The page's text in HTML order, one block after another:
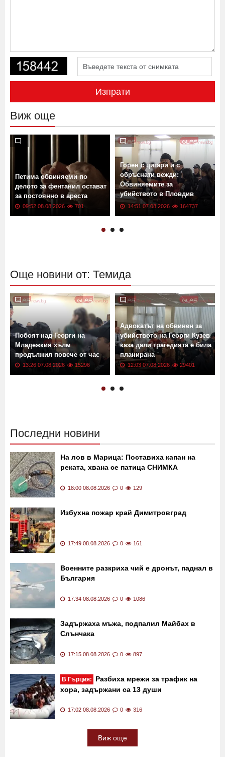
Изпрати
Виж още
Петима обвиняеми по
делото за фентанил остават
за постоянно в ареста
09:52 08.08.2026 701
Горен с цигари и с
обръснати вежди:
Обвиняемите за
убийството в Пловдив
остават в ареста
14:51 07.08.2026 164737
Още новини от: Темида
Побоят над Георги на
Младежкия хълм
продължил повече от час
13:26 07.08.2026 15296
Адвокатът на обвинен за
убийството на Георги Кузев
каза дали трагедията е била
планирана
12:03 07.08.2026 29401
Последни новини
На лов в Марица: Поставиха капан на
реката, хвана се патица СНИМКА
18:00 08.08.2026 0 129
Избухна пожар край Димитровград
17:49 08.08.2026 0 161
Военните разкриха чий е дронът, паднал в
България
17:34 08.08.2026 0 1086
Задържаха мъжа, подпалил Майбах в
Слънчака
17:15 08.08.2026 0 897
В Гърция:
Разбиха мрежи за трафик на
хора, задържани са 13 души
17:02 08.08.2026 0 316
Виж още